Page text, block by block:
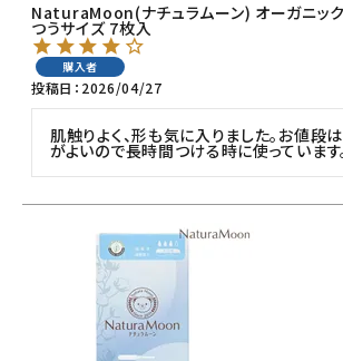
ナチュラムーン
エコリュクス
エコメイト
アルマウィン
アルモニベルツ
NaturaMoon(ナチュラムーン) オーガニック
つうサイズ 7枚入
購入者
投稿日 2026/04/27
肌触りよく、形も気に入りました。お値段
がよいので長時間つける時に使っています